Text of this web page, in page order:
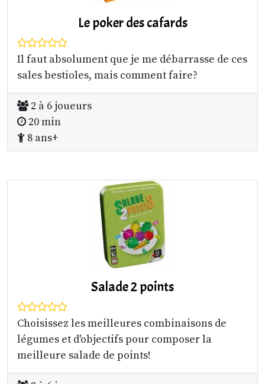
Le poker des cafards
Il faut absolument que je me débarrasse de ces
sales bestioles, mais comment faire?
2 à 6 joueurs
20 min
8 ans+
Salade 2 points
Choisissez les meilleures combinaisons de
légumes et d'objectifs pour composer la
meilleure salade de points!